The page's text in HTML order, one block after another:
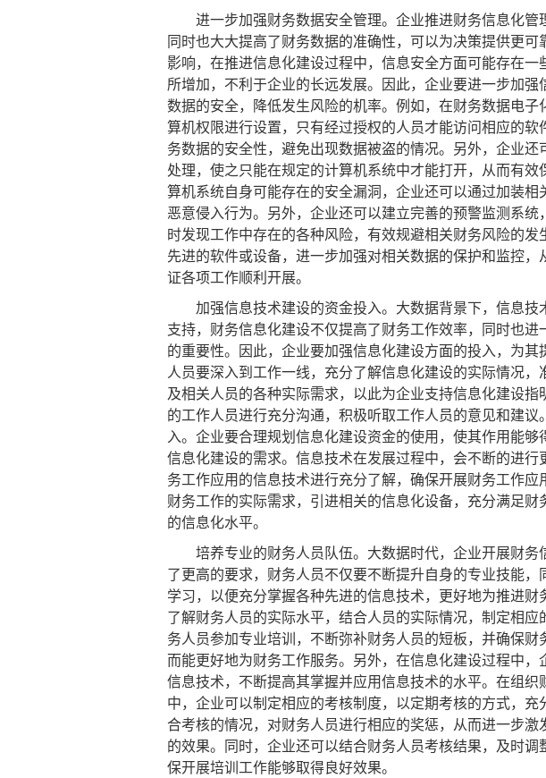
进一步加强财务数据安全管理。企业推进财务信息化管
同时也大大提高了财务数据的准确性，可以为决策提供更
影响，在推进信息化建设过程中，信息安全方面可能存在
所增加，不利于企业的长远发展。因此，企业要进一步加
数据的安全，降低发生风险的机率。例如，在财务数据电
算机权限进行设置，只有经过授权的人员才能访问相应的
务数据的安全性，避免出现数据被盗的情况。另外，企业
处理，使之只能在规定的计算机系统中才能打开，从而有
算机系统自身可能存在的安全漏洞，企业还可以通过加装
恶意侵入行为。另外，企业还可以建立完善的预警监测系
时发现工作中存在的各种风险，有效规避相关财务风险的
先进的软件或设备，进一步加强对相关数据的保护和监控
证各项工作顺利开展。
加强信息技术建设的资金投入。大数据背景下，信息技
支持，财务信息化建设不仅提高了财务工作效率，同时也
的重要性。因此，企业要加强信息化建设方面的投入，为
人员要深入到工作一线，充分了解信息化建设的实际情况
及相关人员的各种实际需求，以此为企业支持信息化建设
的工作人员进行充分沟通，积极听取工作人员的意见和建
入。企业要合理规划信息化建设资金的使用，使其作用能
信息化建设的需求。信息技术在发展过程中，会不断的进
务工作应用的信息技术进行充分了解，确保开展财务工作
财务工作的实际需求，引进相关的信息化设备，充分满足
的信息化水平。
培养专业的财务人员队伍。大数据时代，企业开展财务
了更高的要求，财务人员不仅要不断提升自身的专业技能
学习，以便充分掌握各种先进的信息技术，更好地为推进
了解财务人员的实际水平，结合人员的实际情况，制定相
务人员参加专业培训，不断弥补财务人员的短板，并确保
而能更好地为财务工作服务。另外，在信息化建设过程中
信息技术，不断提高其掌握并应用信息技术的水平。在组
中，企业可以制定相应的考核制度，以定期考核的方式，
合考核的情况，对财务人员进行相应的奖惩，从而进一步
的效果。同时，企业还可以结合财务人员考核结果，及时
保开展培训工作能够取得良好效果。